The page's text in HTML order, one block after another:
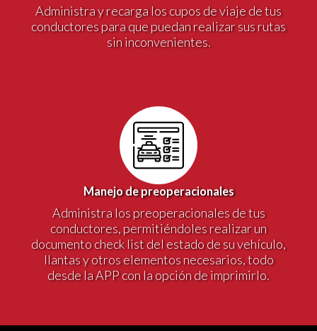
Administra y recarga los cupos de viaje de tus
conductores para que puedan realizar sus rutas
sin inconvenientes.
Manejo de preoperacionales
Administra los preoperacionales de tus
conductores, permitiéndoles realizar un
documento check list del estado de su vehículo,
llantas y otros elementos necesarios, todo
desde la APP con la opción de imprimirlo.